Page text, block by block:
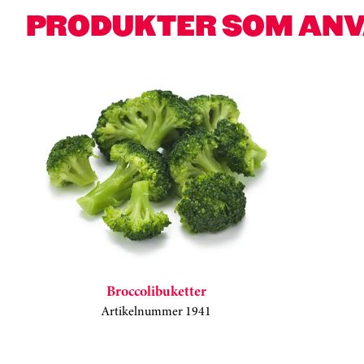
PRODUKTER SOM
Broccolibuketter
Artikelnummer 1941